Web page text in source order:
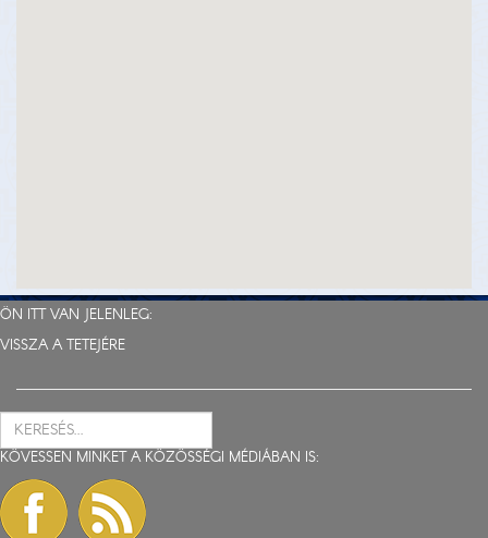
ÖN ITT VAN JELENLEG:
VISSZA A TETEJÉRE
KÖVESSEN MINKET A KÖZÖSSÉGI MÉDIÁBAN IS: